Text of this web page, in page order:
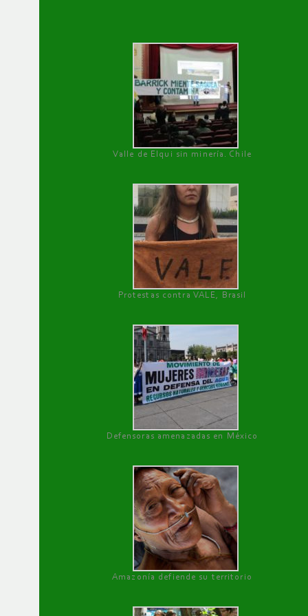
Valle de Elqui sin minería. Chile
Protestas contra VALE, Brasil
Defensoras amenazadas en México
Amazonía defiende su territorio